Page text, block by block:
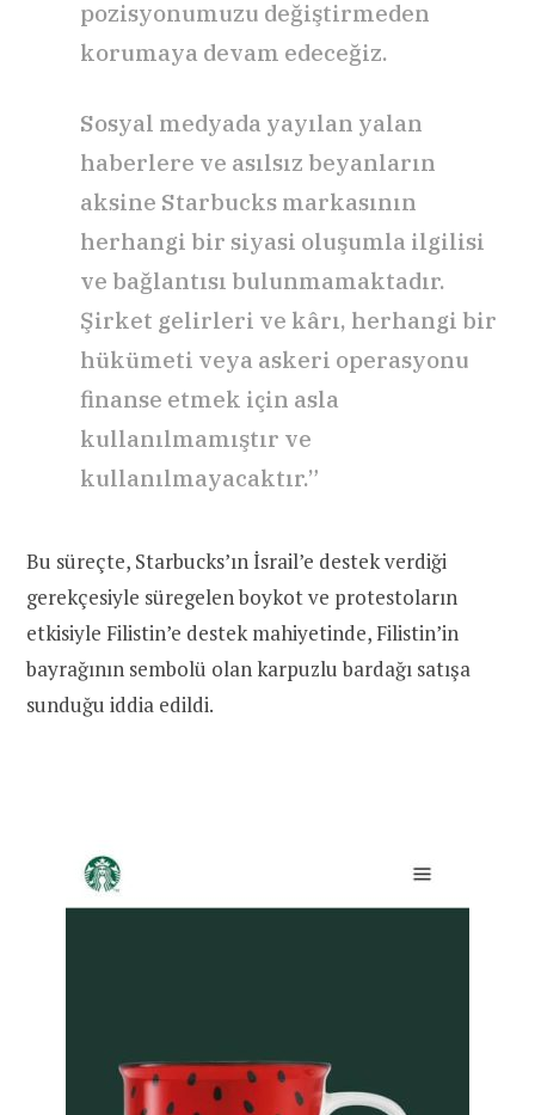
pozisyonumuzu değiştirmeden
korumaya devam edeceğiz.
Sosyal medyada yayılan yalan
haberlere ve asılsız beyanların
aksine Starbucks markasının
herhangi bir siyasi oluşumla ilgilisi
ve bağlantısı bulunmamaktadır.
Şirket gelirleri ve kârı, herhangi bir
hükümeti veya askeri operasyonu
finanse etmek için asla
kullanılmamıştır ve
kullanılmayacaktır.”
Bu süreçte, Starbucks’ın İsrail’e destek verdiği
gerekçesiyle süregelen boykot ve protestoların
etkisiyle Filistin’e destek mahiyetinde, Filistin’in
bayrağının sembolü olan karpuzlu bardağı satışa
sunduğu iddia edildi.